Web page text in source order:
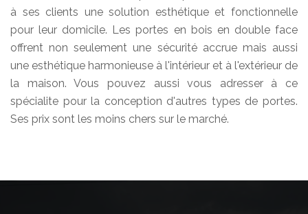
à ses clients une solution esthétique et fonctionnelle
pour leur domicile. Les portes en bois en double face
offrent non seulement une sécurité accrue mais aussi
une esthétique harmonieuse à l'intérieur et à l'extérieur de
la maison. Vous pouvez aussi vous adresser à ce
spécialite pour la conception d'autres types de portes.
Ses prix sont les moins chers sur le marché.